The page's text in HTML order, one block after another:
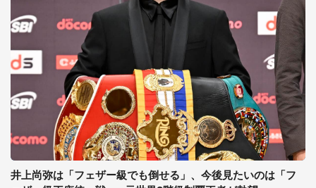
井上尚弥は「フェザー級でも倒せる」、今後見たいのは「フ